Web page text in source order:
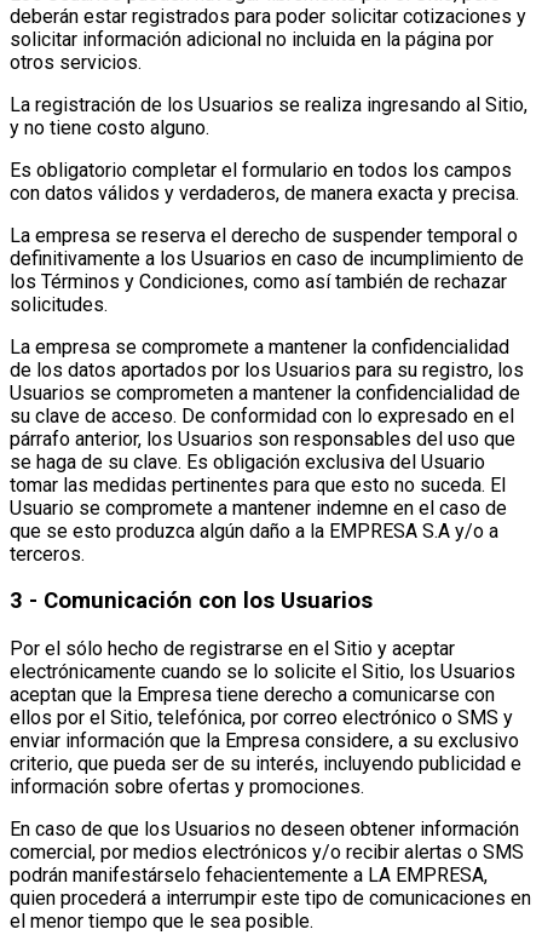
deberán estar registrados para poder solicitar cotizaciones y
solicitar información adicional no incluida en la página por
otros servicios.
La registración de los Usuarios se realiza ingresando al Sitio,
y no tiene costo alguno.
Es obligatorio completar el formulario en todos los campos
con datos válidos y verdaderos, de manera exacta y precisa.
La empresa se reserva el derecho de suspender temporal o
definitivamente a los Usuarios en caso de incumplimiento de
los Términos y Condiciones, como así también de rechazar
solicitudes.
La empresa se compromete a mantener la confidencialidad
de los datos aportados por los Usuarios para su registro, los
Usuarios se comprometen a mantener la confidencialidad de
su clave de acceso. De conformidad con lo expresado en el
párrafo anterior, los Usuarios son responsables del uso que
se haga de su clave. Es obligación exclusiva del Usuario
tomar las medidas pertinentes para que esto no suceda. El
Usuario se compromete a mantener indemne en el caso de
que se esto produzca algún daño a la EMPRESA S.A y/o a
terceros.
3 - Comunicación con los Usuarios
Por el sólo hecho de registrarse en el Sitio y aceptar
electrónicamente cuando se lo solicite el Sitio, los Usuarios
aceptan que la Empresa tiene derecho a comunicarse con
ellos por el Sitio, telefónica, por correo electrónico o SMS y
enviar información que la Empresa considere, a su exclusivo
criterio, que pueda ser de su interés, incluyendo publicidad e
información sobre ofertas y promociones.
En caso de que los Usuarios no deseen obtener información
comercial, por medios electrónicos y/o recibir alertas o SMS
podrán manifestárselo fehacientemente a LA EMPRESA,
quien procederá a interrumpir este tipo de comunicaciones en
el menor tiempo que le sea posible.